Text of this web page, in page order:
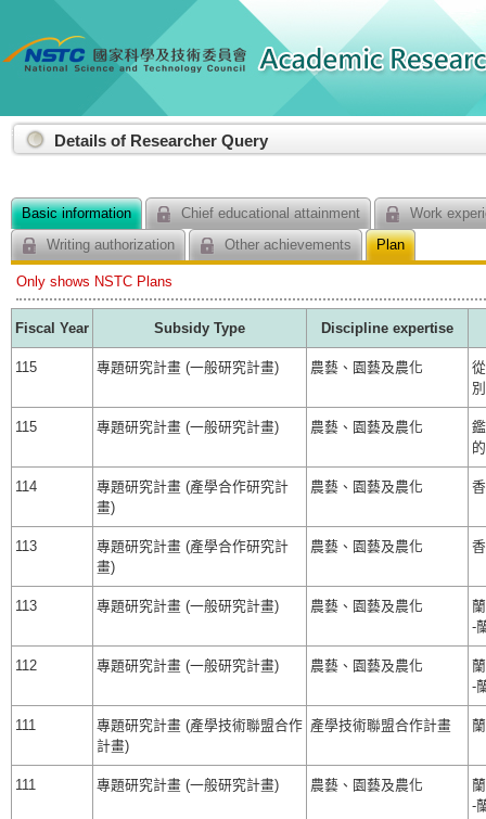
::: Details of Researcher Query
Basic information Chief educational attainment
Work
Writing authorization
Other achievements Plan
Only shows NSTC Plans
Fiscal Year Subsidy Type Discipline expertise
115 專題研究計畫 (一般研究計畫) 農藝、園藝及農化
115 專題研究計畫 (一般研究計畫) 農藝、園藝及農化
114
專題研究計畫 (產學合作研究計
畫)
農藝、園藝及農化
113
專題研究計畫 (產學合作研究計
畫)
農藝、園藝及農化
113 專題研究計畫 (一般研究計畫) 農藝、園藝及農化
-
112 專題研究計畫 (一般研究計畫) 農藝、園藝及農化
-
111
專題研究計畫 (產學技術聯盟合作
計畫)
產學技術聯盟合作計畫
111 專題研究計畫 (一般研究計畫) 農藝、園藝及農化
-